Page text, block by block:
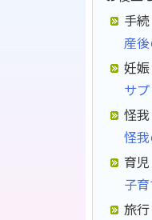
手続
産
妊娠
サ
怪我
怪
育児
子
旅行